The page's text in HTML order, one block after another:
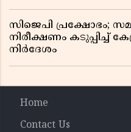
സിജെപി പ്രക്ഷോഭം;
നിരീക്ഷണം കടുപ്പിച്ച്
നിർദേശം
Home
Contact Us